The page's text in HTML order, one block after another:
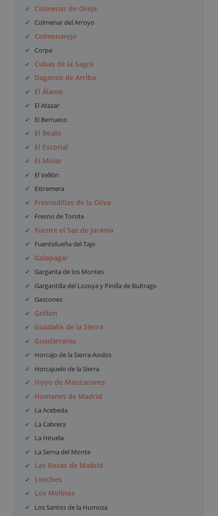
Colmenar de Oreja
Colmenar del Arroyo
Colmenarejo
Corpa
Cubas de la Sagra
Daganzo de Arriba
El Álamo
El Atazar
El Berrueco
El Boalo
El Escorial
El Molar
El Vellón
Estremera
Fresnedillas de la Oliva
Fresno de Torote
Fuente el Saz de Jarama
Fuentidueña del Tajo
Galapagar
Garganta de los Montes
Gargantilla del Lozoya y Pinilla de Buitrago
Gascones
Griñón
Guadalix de la Sierra
Guadarrama
Horcajo de la Sierra-Aoslos
Horcajuelo de la Sierra
Hoyo de Manzanares
Humanes de Madrid
La Acebeda
La Cabrera
La Hiruela
La Serna del Monte
Las Rozas de Madrid
Loeches
Los Molinos
Los Santos de la Humosa